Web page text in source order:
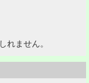
れません。